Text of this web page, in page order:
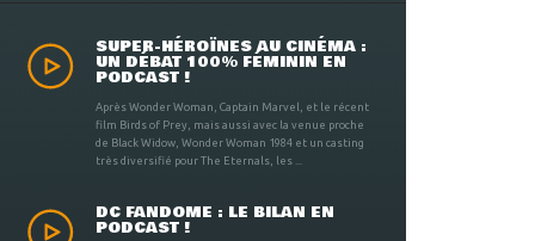
SUPER-HÉROÏNES AU CINÉMA :
UN DÉBAT 100% FÉMININ EN
PODCAST !
Après Wonder Woman, Captain Marvel, et le récent
film Birds of Prey, mais aussi avec la venue proche
de Black Widow, Wonder Woman 1984 et un casting
très diversifié pour The Eternals, les ...
DC FANDOME : LE BILAN EN
PODCAST !